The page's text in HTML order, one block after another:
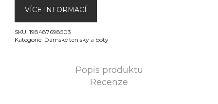
VÍCE INFORMACÍ
SKU: 198487698503
Kategorie: Dámské tenisky a boty
Popis produktu
Recenze